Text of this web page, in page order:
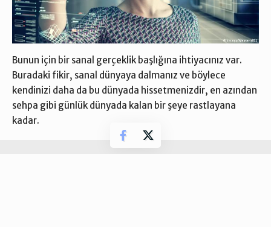
Bunun için bir sanal gerçeklik başlığına ihtiyacınız var.
Buradaki fikir, sanal dünyaya dalmanız ve böylece
kendinizi daha da bu dünyada hissetmenizdir, en azından
sehpa gibi günlük dünyada kalan bir şeye rastlayana
kadar.
- Reklam-